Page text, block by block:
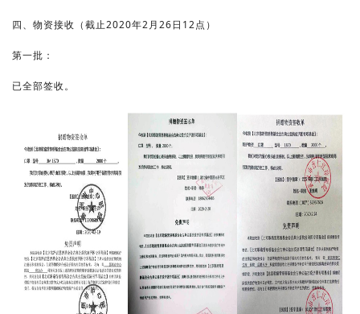
四、物资接收（截止2020年2月26日12点）
第一批：
已全部签收。